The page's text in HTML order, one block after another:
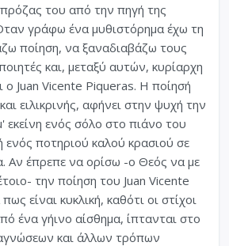
πρόζας του από την πηγή της
γράφω ένα μυθιστόρημα έχω τη
ποίηση, να ξαναδιαβάζω τους
και, μεταξύ αυτών, κυρίαρχη
ο Juan Vicente Piqueras. Η ποίησή
ειλικρινής, αφήνει στην ψυχή την
εκείνη ενός σόλο στο πιάνο του
ποτηριού καλού κρασιού σε
Αν έπρεπε να ορίσω -ο Θεός να με
την ποίηση του Juan Vicente
είναι κυκλική, καθότι οι στίχοι
ένα γήινο αίσθημα, ίπτανται στο
και άλλων τρόπων